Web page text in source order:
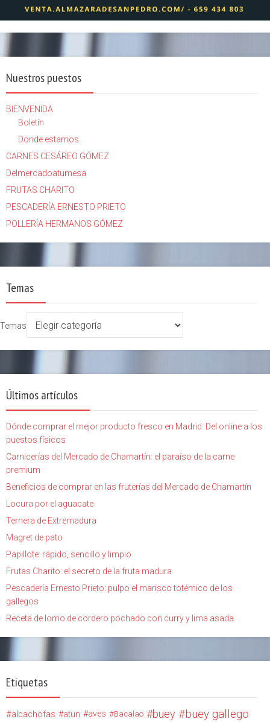
Nuestros puestos
BIENVENIDA
Boletín
Donde estamos
CARNES CESÁREO GÓMEZ
Delmercadoatumesa
FRUTAS CHARITO
PESCADERÍA ERNESTO PRIETO
POLLERÍA HERMANOS GÓMEZ
Temas
Temas
Últimos artículos
Dónde comprar el mejor producto fresco en Madrid: Del online a los
puestos físicos
Carnicerías del Mercado de Chamartín: el paraíso de la carne
premium
Beneficios de comprar en las fruterías del Mercado de Chamartín
Locura por el aguacate
Ternera de Extremadura
Magret de pato
Papillote: rápido, sencillo y limpio
Frutas Charito: el secreto de la fruta madura
Pescadería Ernesto Prieto: pulpo el marisco totémico de los
gallegos
Receta de lomo de cordero pochado con curry y lima asada
Etiquetas
alcachofas atun aves Bacalao buey buey gallego